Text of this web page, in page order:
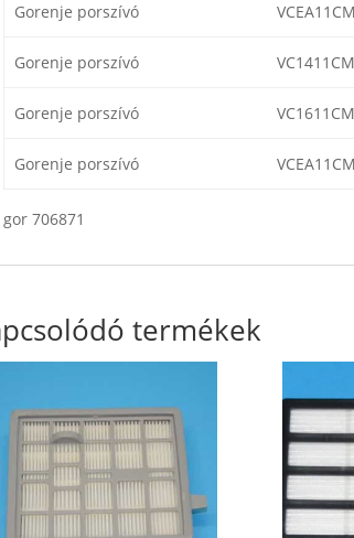
Gorenje porszívó
Gorenje porszívó
Gorenje porszívó
Gorenje porszívó
gor 706871
termékek